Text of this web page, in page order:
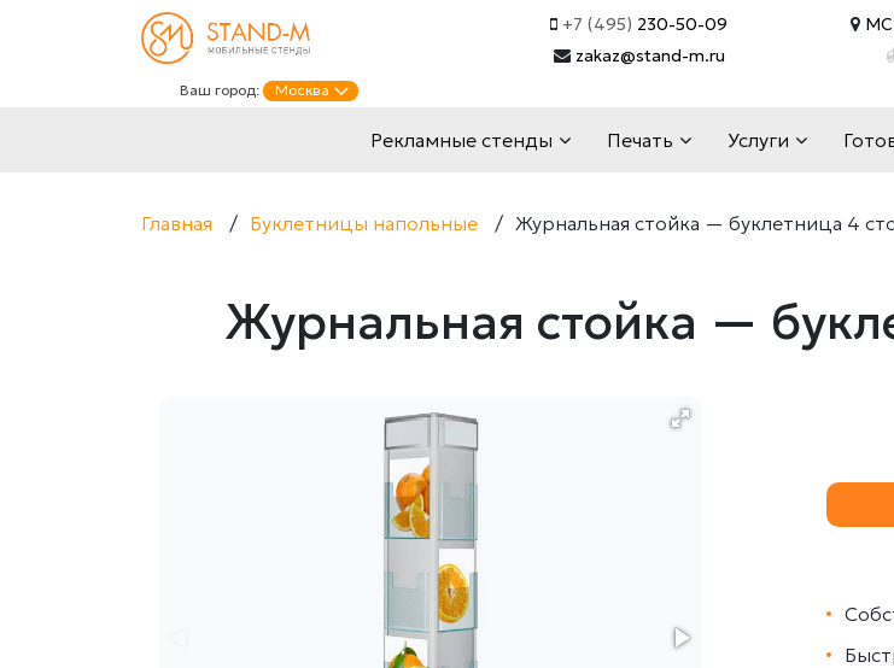
+7 (495) 230-50-09
zakaz@stand-m.ru
Ваш город: Москва
Рекламные стенды Печать Услуги
Главная / Буклетницы напольные / Журнальная стойка — буклетница 4
Журнальная стойка —